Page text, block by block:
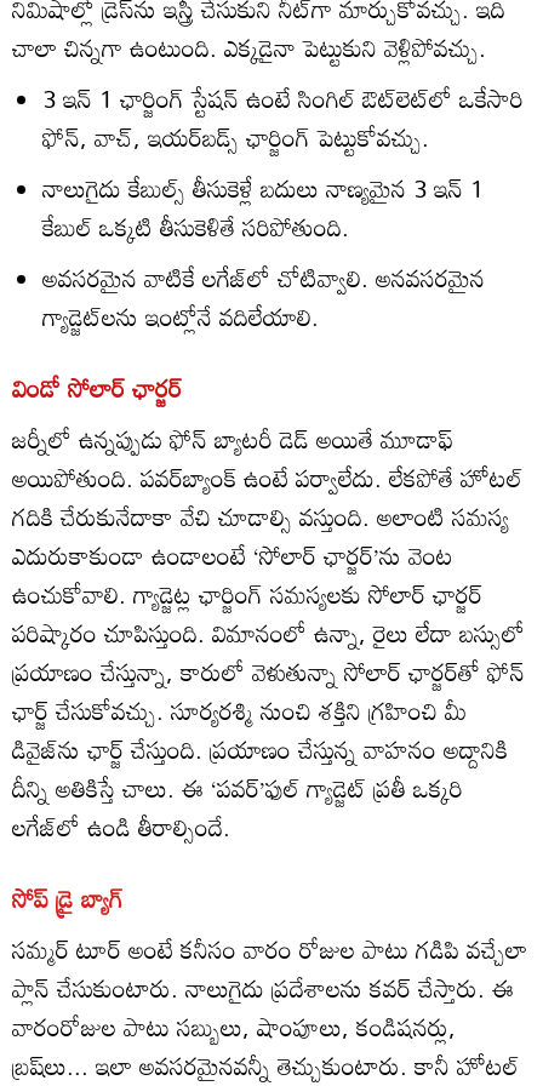
చాలా చిన్నగా ఉంటుంది. ఎక్కడైనా పెట్టుకుని వెళ్లిపోవచ్చు.
3 ఇన్‌ 1 ఛార్జింగ్‌ స్టేషన్‌ ఉంటే సింగిల్‌ ఔట్‌లెట్‌లో ఒకేసారి
ఫోన్‌, వాచ్‌, ఇయర్‌బడ్స్‌ ఛార్జింగ్‌ పెట్టుకోవచ్చు.
నాలుగైదు కేబుల్స్‌ తీసుకెళ్లే బదులు నాణ్యమైన 3 ఇన్‌ 1
కేబుల్‌ ఒక్కటి తీసుకెళితే సరిపోతుంది.
అవసరమైన వాటికే లగేజ్‌లో చోటివ్వాలి. అనవసరమైన
గ్యాడ్జెట్‌లను ఇంట్లోనే వదిలేయాలి.
విండో సోలార్‌ ఛార్జర్‌
జర్నీలో ఉన్నప్పుడు ఫోన్‌ బ్యాటరీ డెడ్‌ అయితే మూడాఫ్‌
అయిపోతుంది. పవర్‌బ్యాంక్‌ ఉంటే పర్వాలేదు. లేకపోతే హోటల్‌
గదికి చేరుకునేదాకా వేచి చూడాల్సి వస్తుంది. అలాంటి సమస్య
ఎదురుకాకుండా ఉండాలంటే ‘సోలార్‌ ఛార్జర్‌’ను వెంట
ఉంచుకోవాలి. గ్యాడ్జెట్ల ఛార్జింగ్‌ సమస్యలకు సోలార్‌ ఛార్జర్‌
పరిష్కారం చూపిస్తుంది. విమానంలో ఉన్నా, రైలు లేదా బస్సులో
ప్రయాణం చేస్తున్నా, కారులో వెళుతున్నా సోలార్‌ ఛార్జర్‌తో ఫోన్‌
ఛార్జ్‌ చేసుకోవచ్చు. సూర్యరశ్మి నుంచి శక్తిని గ్రహించి మీ
డివైజ్‌ను ఛార్జ్‌ చేస్తుంది. ప్రయాణం చేస్తున్న వాహనం అద్దానికి
దీన్ని అతికిస్తే చాలు. ఈ ‘పవర్‌’ఫుల్‌ గ్యాడ్జెట్‌ ప్రతీ ఒక్కరి
లగేజ్‌లో ఉండి తీరాల్సిందే.
సోప్‌ డ్రై బ్యాగ్‌
సమ్మర్‌ టూర్‌ అంటే కనీసం వారం రోజుల పాటు గడిపి వచ్చేలా
ప్లాన్‌ చేసుకుంటారు. నాలుగైదు ప్రదేశాలను కవర్‌ చేస్తారు. ఈ
వారంరోజుల పాటు సబ్బులు, షాంపూలు, కండిషనర్లు,
బ్రష్‌లు... ఇలా అవసరమైనవన్నీ తెచ్చుకుంటారు. కానీ హోటల్‌